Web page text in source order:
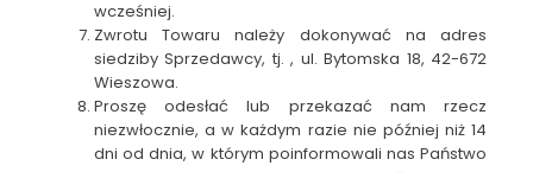
wcześniej.
Zwrotu Towaru należy dokonywać na adres
siedziby Sprzedawcy, tj. , ul. Bytomska 18, 42-672
Wieszowa.
Proszę odesłać lub przekazać nam rzecz
niezwłocznie, a w każdym razie nie później niż 14
dni od dnia, w którym poinformowali nas Państwo